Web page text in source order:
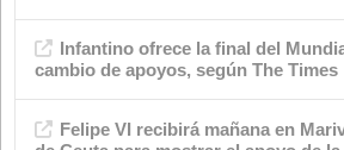
Categorias
Anúncios